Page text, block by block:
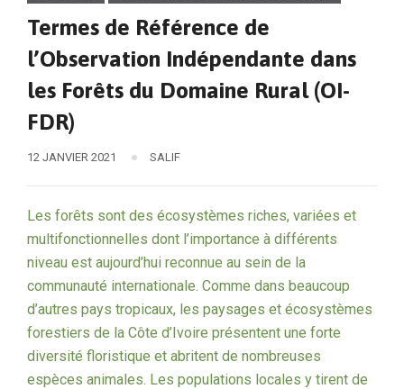
Termes de Référence de
l’Observation Indépendante dans
les Forêts du Domaine Rural (OI-
FDR)
12 JANVIER 2021 SALIF
Les forêts sont des écosystèmes riches, variées et
multifonctionnelles dont l’importance à différents
niveau est aujourd’hui reconnue au sein de la
communauté internationale. Comme dans beaucoup
d’autres pays tropicaux, les paysages et écosystèmes
forestiers de la Côte d’Ivoire présentent une forte
diversité floristique et abritent de nombreuses
espèces animales. Les populations locales y tirent de